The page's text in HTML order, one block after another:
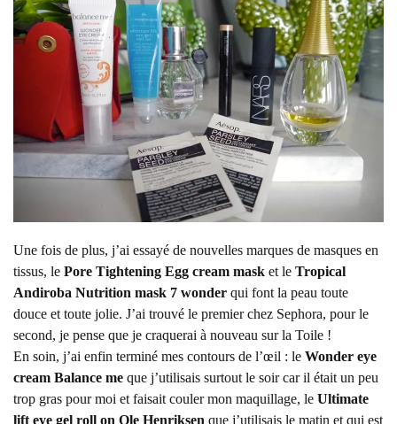
Une fois de plus, j’ai essayé de nouvelles marques de masques en
tissus, le Pore Tightening Egg cream mask et le Tropical
Andiroba Nutrition mask 7 wonder qui font la peau toute
douce et toute jolie. J’ai trouvé le premier chez Sephora, pour le
second, je pense que je craquerai à nouveau sur la Toile !
En soin, j’ai enfin terminé mes contours de l’œil : le Wonder eye
cream Balance me que j’utilisais surtout le soir car il était un peu
trop gras pour moi et faisait couler mon maquillage, le Ultimate
lift eye gel roll on Ole Henriksen que j’utilisais le matin et qui est